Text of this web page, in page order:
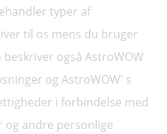
typer af
til os mens du bruger
beskriver også AstroWOW
og AstroWOW' s
i forbindelse med
og andre personlige